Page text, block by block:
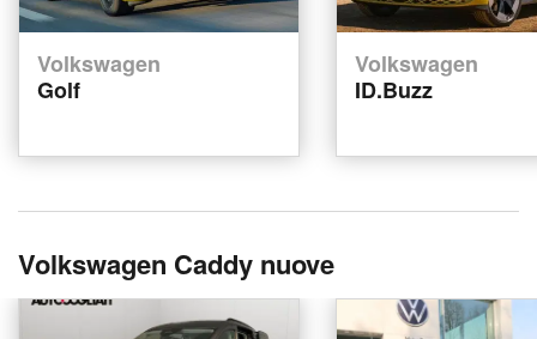
Volkswagen
Golf
Volkswagen
ID.Buzz
Volkswagen Caddy nuove